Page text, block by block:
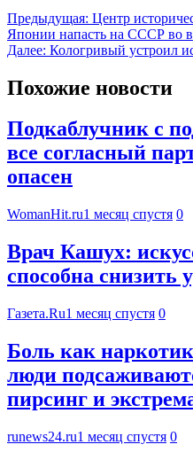
Предыдущая: Центр
Японии напасть на СССР во
Далее: Кологривый устроил
Похожие новости
Подкаблучник с
все согласный
опасен
WomanHit.ru1 месяц спустя 0
Врач Кашух:
способна снизить
Газета.Ru1 месяц спустя 0
Боль как
люди
пирсинг и
runews24.ru1 месяц спустя 0